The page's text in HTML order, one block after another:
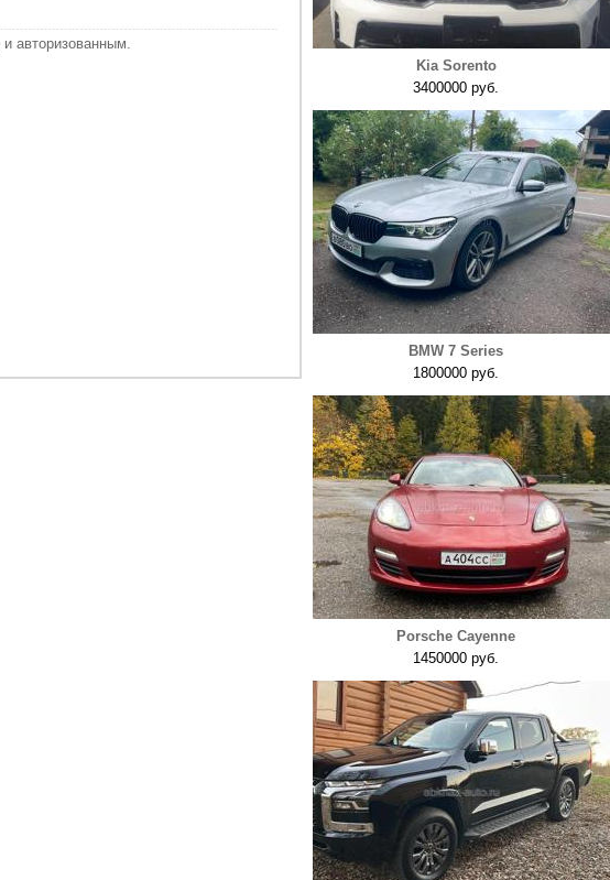
и авторизованным.
Kia Sorento
3400000 руб.
BMW 7 Series
1800000 руб.
Porsche Cayenne
1450000 руб.